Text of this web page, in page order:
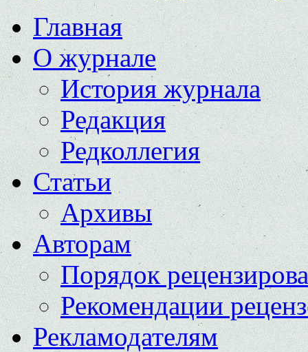
Главная
О журнале
История журнала
Редакция
Редколлегия
Статьи
Архивы
Авторам
Порядок
Рекомендации
Рекламодателям